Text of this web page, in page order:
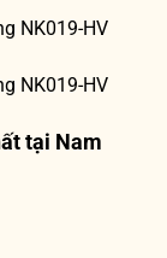
tại Nam